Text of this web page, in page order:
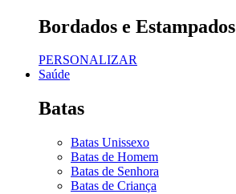
Bordados e Estampados
PERSONALIZAR
Saúde
Batas
Batas Unissexo
Batas de Homem
Batas de Senhora
Batas de Criança